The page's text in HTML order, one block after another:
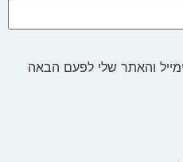
והאתר שלי לפעם הבאה